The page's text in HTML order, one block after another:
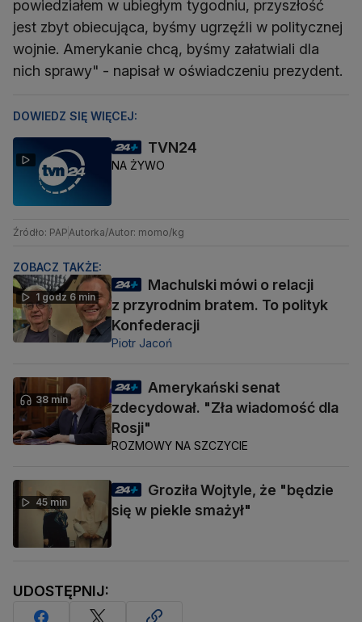
powiedziałem w ubiegłym tygodniu, przyszłość
jest zbyt obiecująca, byśmy ugrzęźli w politycznej
wojnie. Amerykanie chcą, byśmy załatwiali dla
nich sprawy" - napisał w oświadczeniu prezydent.
DOWIEDZ SIĘ WIĘCEJ:
TVN24
NA ŻYWO
Źródło: PAP Autorka/Autor: momo/kg
ZOBACZ TAKŻE:
1 godz 6 min
Machulski mówi o relacji
z przyrodnim bratem. To polityk
Konfederacji
Piotr Jacoń
38 min
Amerykański senat
zdecydował. "Zła wiadomość dla
Rosji"
ROZMOWY NA SZCZYCIE
45 min
Groziła Wojtyle, że "będzie
się w piekle smażył"
UDOSTĘPNIJ: